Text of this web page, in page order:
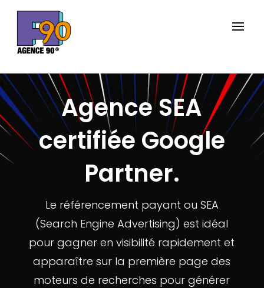
Agence SEA
certifiée Google
Partner.
Le référencement payant ou SEA
(Search Engine Advertising) est idéal
pour gagner en visibilité rapidement et
apparaître sur la première page des
moteurs de recherches pour générer